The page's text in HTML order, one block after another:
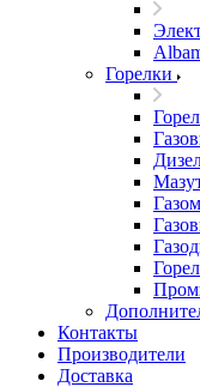
Горелки
Контакты
Производители
Доставка